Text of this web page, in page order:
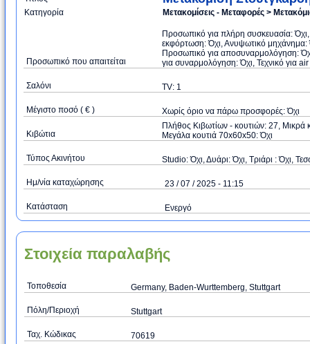
Κατηγορία Μετακομίσεις - Μεταφορές >
Προσωπικό που απαιτείται
Προσωπικό για πλήρη συσκευασία:
εκφόρτωση: Όχι, Ανυψωτικό μηχάνημα:
Προσωπικό για αποσυναρμολόγηση:
για συναρμολόγηση: Όχι, Τεχνικό για
Σαλόνι TV: 1
Μέγιστο ποσό ( € ) Xωρίς όριο να πάρω προσφορές: Όχι
Κιβώτια
Πλήθος Κιβωτίων - κουτιών: 27, Μικρά
Μεγάλα κουτιά 70x60x50: Όχι
Τύπος Ακινήτου Studio: Όχι, Δυάρι: Όχι, Τριάρι : Όχι,
Ημ/νία καταχώρησης 23 / 07 / 2025 - 11:15
Κατάσταση Ενεργό
Στοιχεία παραλαβής
Τοποθεσία Germany, Baden-Wurttemberg, Stuttgart
Πόλη/Περιοχή Stuttgart‎‎
Ταχ. Κώδικας 70619